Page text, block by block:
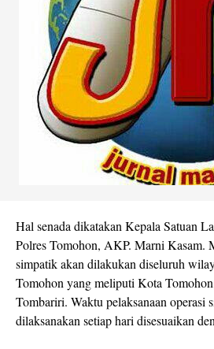
Hal senada dikatakan Kepala Satuan
Polres Tomohon, AKP. Marni Kasam.
simpatik akan dilakukan diseluruh
Tomohon yang meliputi Kota
Tombariri. Waktu pelaksanaan operasi
dilaksanakan setiap hari disesuaikan